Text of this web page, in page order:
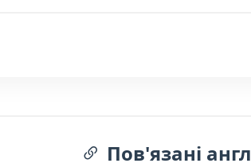
Пов'язані